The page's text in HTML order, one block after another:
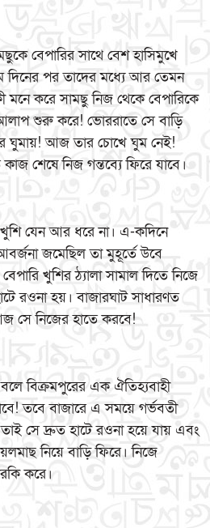
বেপারির সাথে বেশ হাসিমুখে
দিনের পর তাদের মধ্যে আর তেমন
করে সামছু নিজ থেকে বেপারিকে
শুরু করে! ভোররাতে সে বাড়ি
ঘুমায়! আজ তার চোখে ঘুম নেই!
শেষে নিজ গন্তব্যে ফিরে যাবে।
যেন আর ধরে না। এ-কদিনে
জমেছিল তা মুহূর্তে উবে
খুশির ঠ্যালা সামাল দিতে নিজে
রওনা হয়। বাজারঘাট সাধারণত
সে নিজের হাতে করবে!
বিক্রমপুরের এক ঐতিহ্যবাহী
তবে বাজারে এ সময়ে গর্ভবতী
সে দ্রুত হাটে রওনা হয়ে যায় এবং
নিয়ে বাড়ি ফিরে। নিজে
করে।